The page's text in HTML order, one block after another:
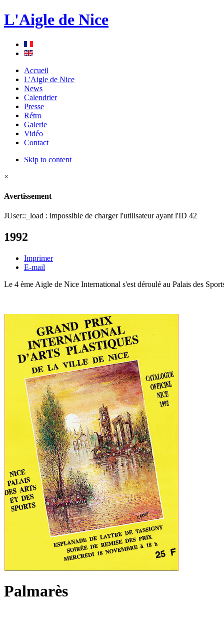
L'Aigle de Nice
Accueil
L'Aigle de Nice
News
Calendrier
Presse
Rétro
Galerie
Vidéo
Contact
Skip to content
×
Avertissement
JUser::_load : impossible de charger l'utilisateur ayant l'ID 42
1992
Imprimer
E-mail
Le 4 ème Aigle de Nice International s'est déroulé au Palais des
Palmarès